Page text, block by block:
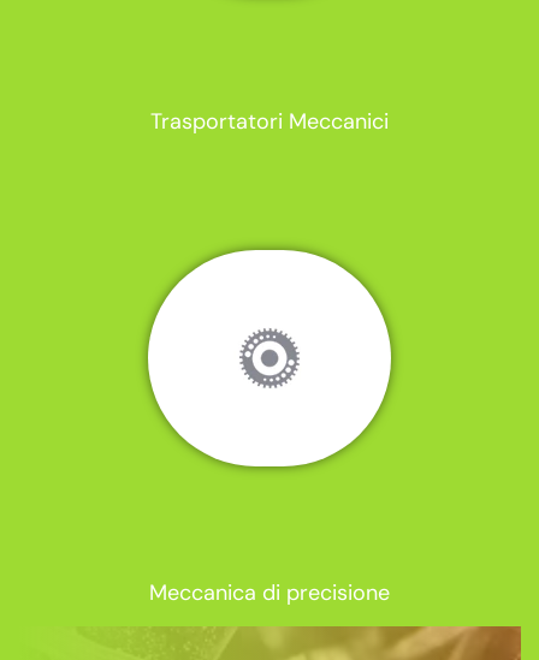
Trasportatori Meccanici
Meccanica di precisione